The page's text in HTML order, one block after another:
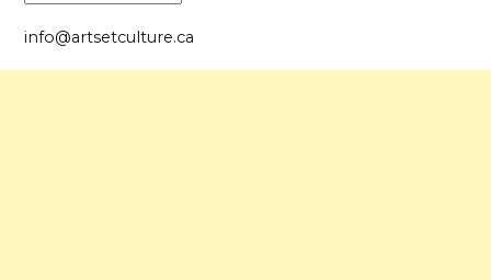
info@artsetculture.ca